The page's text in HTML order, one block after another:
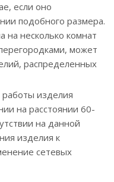
если оно
подобного размера.
на несколько комнат
может
распределенных
изделия
на расстоянии 60-
на данной
изделия к
сетевых